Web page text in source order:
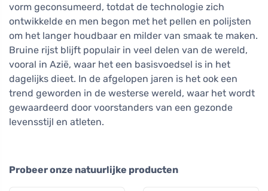
vorm geconsumeerd, totdat de technologie zich
ontwikkelde en men begon met het pellen en polijsten
om het langer houdbaar en milder van smaak te maken.
Bruine rijst blijft populair in veel delen van de wereld,
vooral in Azië, waar het een basisvoedsel is in het
dagelijks dieet. In de afgelopen jaren is het ook een
trend geworden in de westerse wereld, waar het wordt
gewaardeerd door voorstanders van een gezonde
levensstijl en atleten.
Probeer onze natuurlijke producten